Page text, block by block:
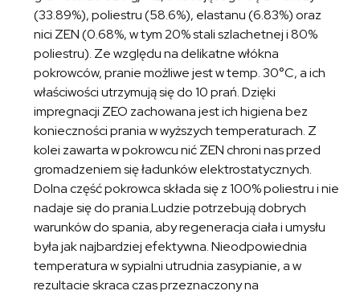
(33.89%), poliestru (58.6%), elastanu (6.83%) oraz
nici ZEN (0.68%, w tym 20% stali szlachetnej i 80%
poliestru). Ze względu na delikatne włókna
pokrowców, pranie możliwe jest w temp. 30°C, a ich
właściwości utrzymują się do 10 prań. Dzięki
impregnacji ZEO zachowana jest ich higiena bez
konieczności prania w wyższych temperaturach. Z
kolei zawarta w pokrowcu nić ZEN chroni nas przed
gromadzeniem się ładunków elektrostatycznych.
Dolna część pokrowca składa się z 100% poliestru i nie
nadaje się do prania.Ludzie potrzebują dobrych
warunków do spania, aby regeneracja ciała i umysłu
była jak najbardziej efektywna. Nieodpowiednia
temperatura w sypialni utrudnia zasypianie, a w
rezultacie skraca czas przeznaczony na